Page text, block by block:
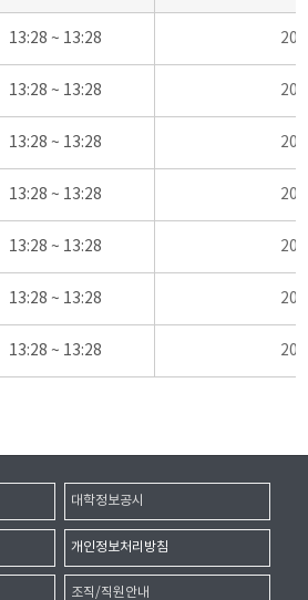
13:28 ~ 13:28
13:28 ~ 13:28
13:28 ~ 13:28
13:28 ~ 13:28
13:28 ~ 13:28
13:28 ~ 13:28
13:28 ~ 13:28
대학정보공시
개인정보처리방침
조직/직원안내